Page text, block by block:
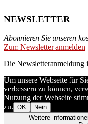
NEWSLETTER
Abonnieren Sie unseren
Zum Newsletter anmelden
Die Newsletteranmeldung
Um unsere Webseite für
verbessern zu können,
Nutzung der Webseite
zu. OK
Nein
Weitere